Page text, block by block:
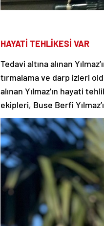
HAYATİ TEHLİKESİ VAR
Tedavi altına alınan
tırmalama ve darp izleri
alınan Yılmaz’ın hayati
ekipleri, Buse Berfi